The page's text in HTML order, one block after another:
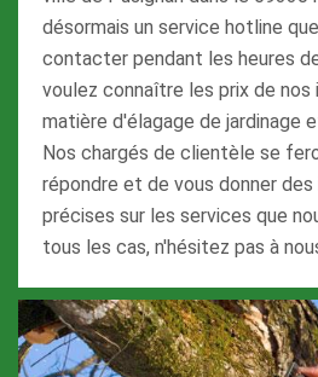
désormais un service hotline
contacter pendant les heures
voulez connaître les prix de nos
matière d'élagage de jardinage
Nos chargés de clientèle se
répondre et de vous donner
précises sur les services que
tous les cas, n'hésitez pas à